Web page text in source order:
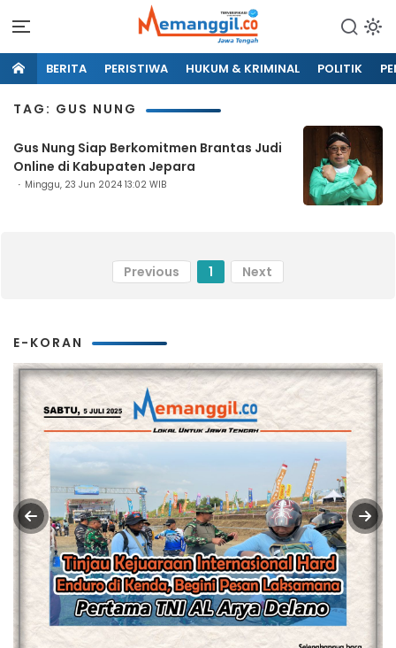
BERITA PERISTIWA HUKUM & KRIMINAL POLITIK
TAG: GUS NUNG
Gus Nung Siap Berkomitmen Brantas Judi
Online di Kabupaten Jepara
Minggu, 23 Jun 2024 13:02 WIB
Previous 1 Next
E-KORAN